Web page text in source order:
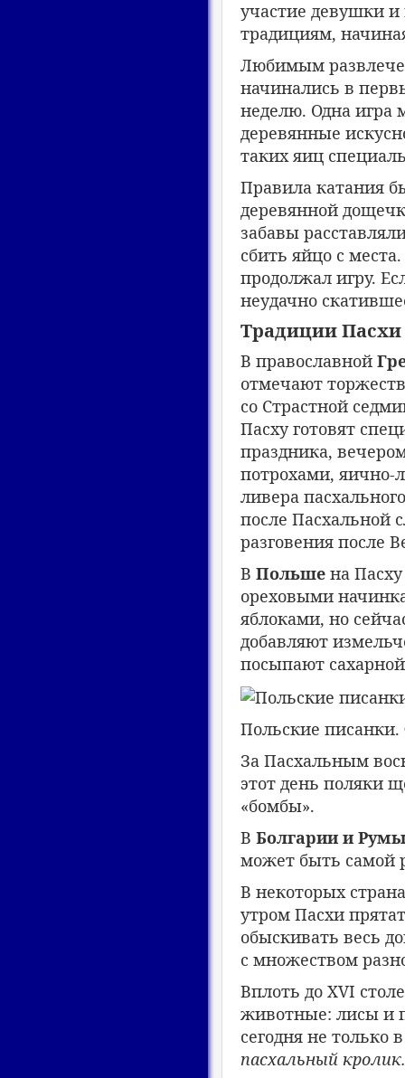
участие девушки
традициям,
Любимым
начинались в
неделю. Одна игра
деревянные
таких яиц
Правила катания
деревянной
забавы
сбить яйцо с
продолжал игру.
неудачно
Традиции
В православной
отмечают
со Страстной
Пасху готовят
праздника,
потрохами, яично-
ливера
после Пасхальной
разговения после
В Польше на
ореховыми
яблоками, но
добавляют
посыпают
Польские писанки.
За Пасхальным
этот день поляки
«бомбы».
В Болгарии и
может быть самой
В некоторых
утром Пасхи
обыскивать весь
с множеством
Вплоть до XVI
животные: лисы и
сегодня не только
пасхальный кролик.